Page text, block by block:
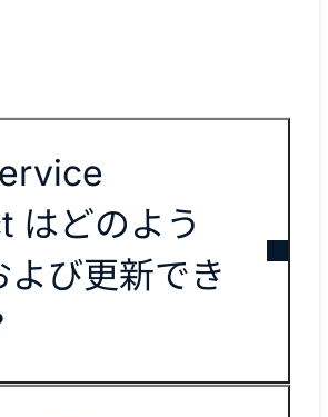
はどのよう
よび更新でき